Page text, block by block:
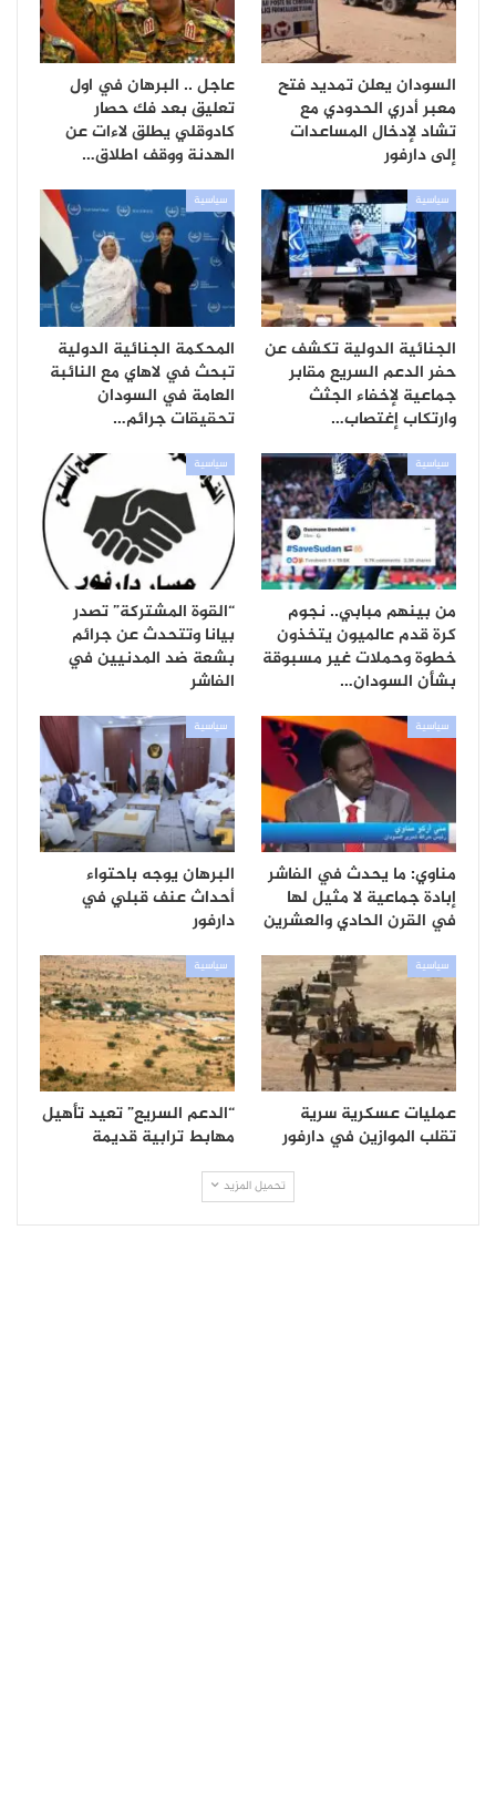
السودان يعلن تمديد فتح
معبر أدري الحدودي مع
تشاد لإدخال المساعدات
إلى دارفور
عاجل .. البرهان في اول
تعليق بعد فك حصار
كادوقلي يطلق لاءات عن
الهدنة ووقف اطلاق…
سياسية
الجنائية الدولية تكشف عن
حفر الدعم السريع مقابر
جماعية لإخفاء الجثث
وارتكاب إغتصاب…
سياسية
المحكمة الجنائية الدولية
تبحث في لاهاي مع النائبة
العامة في السودان
تحقيقات جرائم…
سياسية
من بينهم مبابي.. نجوم
كرة قدم عالميون يتخذون
خطوة وحملات غير مسبوقة
بشأن السودان…
سياسية
“القوة المشتركة” تصدر
بيانا وتتحدث عن جرائم
بشعة ضد المدنيين في
الفاشر
سياسية
مناوي: ما يحدث في الفاشر
إبادة جماعية لا مثيل لها
في القرن الحادي والعشرين
سياسية
البرهان يوجه باحتواء
أحداث عنف قبلي في
دارفور
سياسية
عمليات عسكرية سرية
تقلب الموازين في دارفور
سياسية
“الدعم السريع” تعيد تأهيل
مهابط ترابية قديمة
تحميل المزيد